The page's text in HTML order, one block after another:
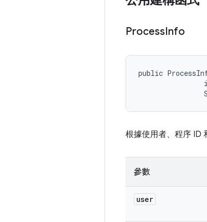
ProcessInfo
public
根據使用者、程序 ID
參數
user